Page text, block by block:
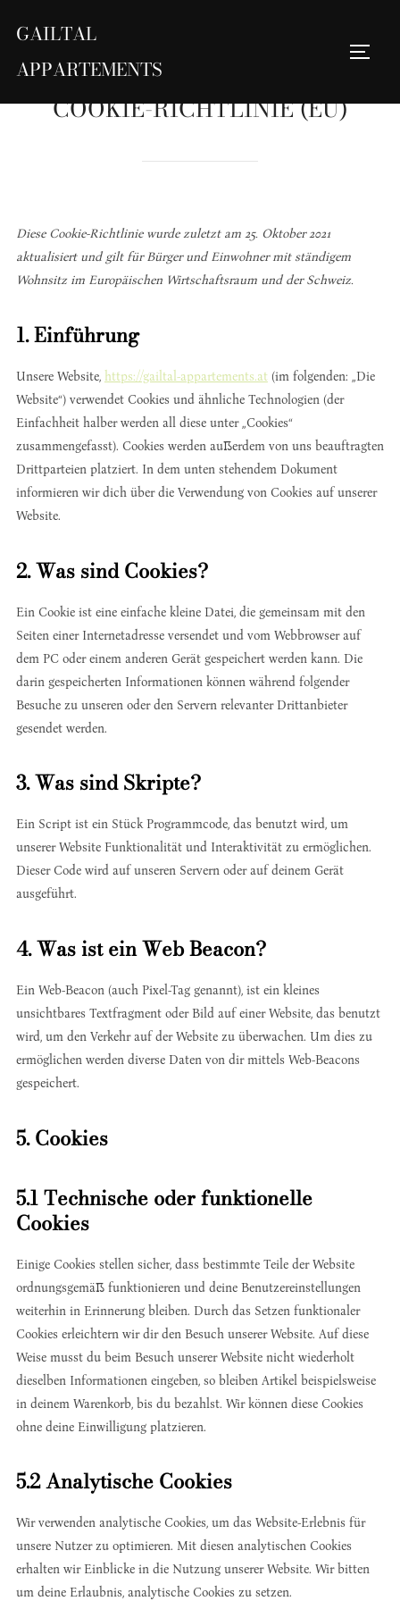
Inhalt
springen
GAILTAL
APPARTEMENTS
Suchen
COOKIE-RICHTLINIE (EU)
Diese Cookie-Richtlinie wurde zuletzt am 25. Oktober 2021
aktualisiert und gilt für Bürger und Einwohner mit ständigem
Wohnsitz im Europäischen Wirtschaftsraum und der Schweiz.
1. Einführung
Unsere Website, https://gailtal-appartements.at(im folgenden: „Die
Website“) verwendet Cookies und ähnliche Technologien (der
Einfachheit halber werden all diese unter „Cookies“
zusammengefasst). Cookies werden außerdem von uns beauftragten
Drittparteien platziert. In dem unten stehendem Dokument
informieren wir dich über die Verwendung von Cookies auf unserer
Website.
2. Was sind Cookies?
Ein Cookie ist eine einfache kleine Datei, die gemeinsam mit den
Seiten einer Internetadresse versendet und vom Webbrowser auf
dem PC oder einem anderen Gerät gespeichert werden kann. Die
darin gespeicherten Informationen können während folgender
Besuche zu unseren oder den Servern relevanter Drittanbieter
gesendet werden.
3. Was sind Skripte?
Ein Script ist ein Stück Programmcode, das benutzt wird, um
unserer Website Funktionalität und Interaktivität zu ermöglichen.
Dieser Code wird auf unseren Servern oder auf deinem Gerät
ausgeführt.
4. Was ist ein Web Beacon?
Ein Web-Beacon (auch Pixel-Tag genannt), ist ein kleines
unsichtbares Textfragment oder Bild auf einer Website, das benutzt
wird, um den Verkehr auf der Website zu überwachen. Um dies zu
ermöglichen werden diverse Daten von dir mittels Web-Beacons
gespeichert.
5. Cookies
5.1 Technische oder funktionelle
Cookies
Einige Cookies stellen sicher, dass bestimmte Teile der Website
ordnungsgemäß funktionieren und deine Benutzereinstellungen
weiterhin in Erinnerung bleiben. Durch das Setzen funktionaler
Cookies erleichtern wir dir den Besuch unserer Website. Auf diese
Weise musst du beim Besuch unserer Website nicht wiederholt
dieselben Informationen eingeben, so bleiben Artikel beispielsweise
in deinem Warenkorb, bis du bezahlst. Wir können diese Cookies
ohne deine Einwilligung platzieren.
5.2 Analytische Cookies
Wir verwenden analytische Cookies, um das Website-Erlebnis für
unsere Nutzer zu optimieren. Mit diesen analytischen Cookies
erhalten wir Einblicke in die Nutzung unserer Website. Wir bitten
um deine Erlaubnis, analytische Cookies zu setzen.